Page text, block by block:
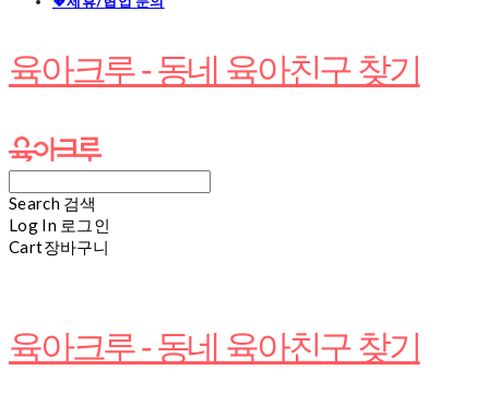
육아크루 - 동네 육아친구 찾기
Search 검색
Log In 로그인
Cart장바구니
육아크루 - 동네 육아친구 찾기